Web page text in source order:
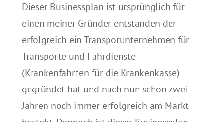
Dieser Businessplan ist ursprünglich für
einen meiner Gründer entstanden der
erfolgreich ein Transporunternehmen für
Transporte und Fahrdienste
(Krankenfahrten für die Krankenkasse)
gegründet hat und nach nun schon zwei
Jahren noch immer erfolgreich am Markt